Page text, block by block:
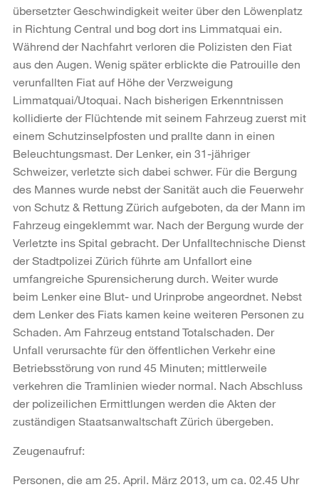
übersetzter Geschwindigkeit weiter über den Löwenplatz
in Richtung Central und bog dort ins Limmatquai ein.
Während der Nachfahrt verloren die Polizisten den Fiat
aus den Augen. Wenig später erblickte die Patrouille den
verunfallten Fiat auf Höhe der Verzweigung
Limmatquai/Utoquai. Nach bisherigen Erkenntnissen
kollidierte der Flüchtende mit seinem Fahrzeug zuerst mit
einem Schutzinselpfosten und prallte dann in einen
Beleuchtungsmast. Der Lenker, ein 31-jähriger
Schweizer, verletzte sich dabei schwer. Für die Bergung
des Mannes wurde nebst der Sanität auch die Feuerwehr
von Schutz & Rettung Zürich aufgeboten, da der Mann im
Fahrzeug eingeklemmt war. Nach der Bergung wurde der
Verletzte ins Spital gebracht. Der Unfalltechnische Dienst
der Stadtpolizei Zürich führte am Unfallort eine
umfangreiche Spurensicherung durch. Weiter wurde
beim Lenker eine Blut- und Urinprobe angeordnet. Nebst
dem Lenker des Fiats kamen keine weiteren Personen zu
Schaden. Am Fahrzeug entstand Totalschaden. Der
Unfall verursachte für den öffentlichen Verkehr eine
Betriebsstörung von rund 45 Minuten; mittlerweile
verkehren die Tramlinien wieder normal. Nach Abschluss
der polizeilichen Ermittlungen werden die Akten der
zuständigen Staatsanwaltschaft Zürich übergeben.
Zeugenaufruf:
Personen, die am 25. April. März 2013, um ca. 02.45 Uhr